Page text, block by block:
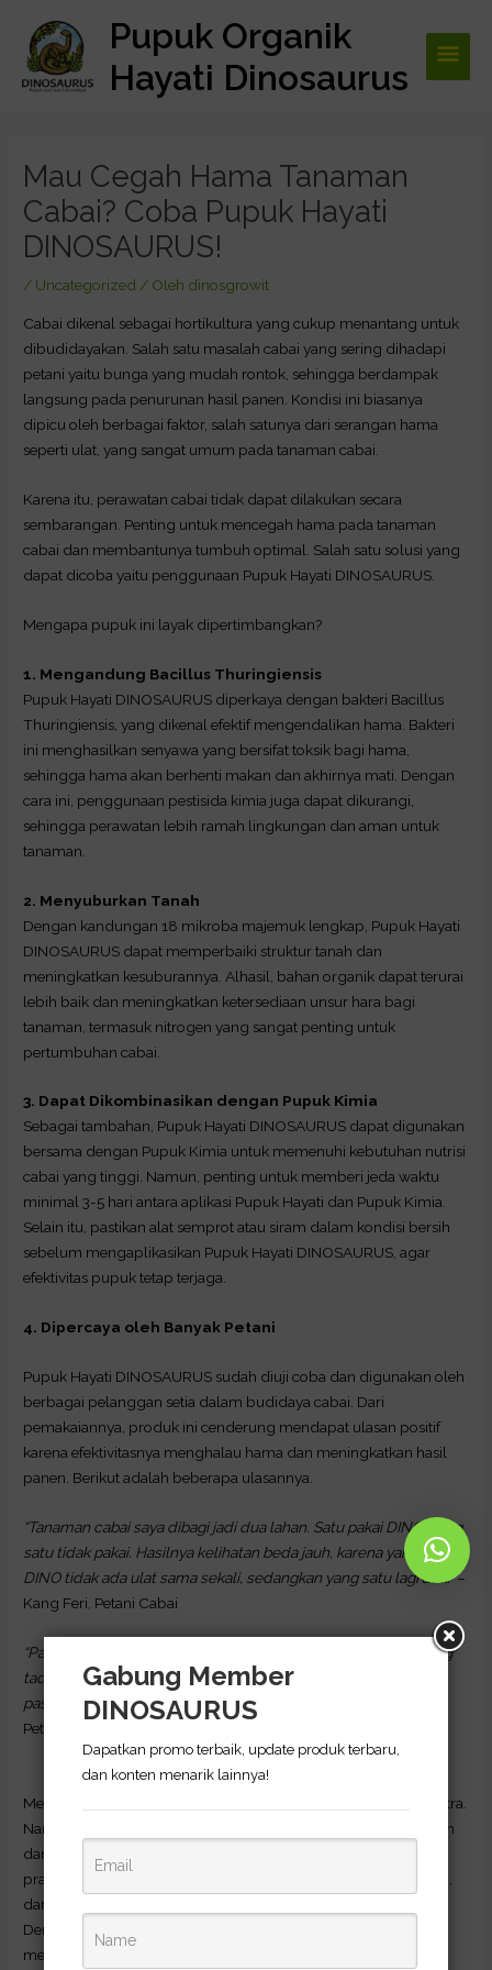
konten
Pupuk Organik
Hayati Dinosaurus
Mau Cegah Hama Tanaman
Cabai? Coba Pupuk Hayati
DINOSAURUS!
/ Uncategorized / Oleh dinosgrowit
Cabai dikenal sebagai hortikultura yang cukup menantang untuk
dibudidayakan. Salah satu masalah cabai yang sering dihadapi
petani yaitu bunga yang mudah rontok, sehingga berdampak
langsung pada penurunan hasil panen. Kondisi ini biasanya
dipicu oleh berbagai faktor, salah satunya dari serangan hama
seperti ulat, yang sangat umum pada tanaman cabai.
Karena itu, perawatan cabai tidak dapat dilakukan secara
sembarangan. Penting untuk mencegah hama pada tanaman
cabai dan membantunya tumbuh optimal. Salah satu solusi yang
dapat dicoba yaitu penggunaan Pupuk Hayati DINOSAURUS.
Mengapa pupuk ini layak dipertimbangkan?
1. Mengandung Bacillus Thuringiensis
Pupuk Hayati DINOSAURUS diperkaya dengan bakteri Bacillus
Thuringiensis yang dikenal efektif mengendalikan hama. Bakteri
ini menghasilkan senyawa yang bersifat toksik bagi hama,
sehingga hama akan berhenti makan dan akhirnya mati. Dengan
cara ini, penggunaan pestisida kimia juga dapat dikurangi,
sehingga perawatan lebih ramah lingkungan dan aman untuk
tanaman.
2. Menyuburkan Tanah
Dengan kandungan 18 mikroba majemuk lengkap, Pupuk Hayati
DINOSAURUS dapat memperbaiki struktur tanah dan
meningkatkan kesuburannya. Alhasil, bahan organik dapat terurai
lebih baik dan meningkatkan ketersediaan unsur hara bagi
tanaman, termasuk nitrogen yang sangat penting untuk
pertumbuhan cabai.
3. Dapat Dikombinasikan dengan Pupuk Kimia
Sebagai tambahan, Pupuk Hayati DINOSAURUS dapat digunakan
bersama dengan Pupuk Kimia untuk memenuhi kebutuhan nutrisi
cabai yang tinggi. Namun, penting untuk memberi jeda waktu
minimal 3-5 hari antara aplikasi Pupuk Hayati dan Pupuk Kimia.
Selain itu, pastikan alat semprot atau siram dalam kondisi bersih
sebelum mengaplikasikan Pupuk Hayati DINOSAURUS, agar
efektivitas pupuk tetap terjaga.
4. Dipercaya oleh Banyak Petani
Pupuk Hayati DINOSAURUS sudah diuji coba dan digunakan oleh
berbagai pelanggan setia dalam budidaya cabai. Dari
pemakaiannya, produk ini cenderung mendapat ulasan positif
karena efektivitasnya menghalau hama dan meningkatkan hasil
panen. Berikut adalah beberapa ulasannya.
“Tanaman cabai saya dibagi jadi dua lahan. Satu pakai DINO, yang
satu tidak pakai. Hasilnya kelihatan beda jauh, karena yang pakai
DINO tidak ada ulat sama sekali, sedangkan yang satu lagi ada.”–
Kang Feri, Petani Cabai
“Panen saya meningkat signifikan setelah pakai DINO, dari yang
tadinya 25 kg, sekarang jadi 60 kg. Bagus buat tanah, terutama
pas fase generatif. Tanaman jadi tahan penyakit.”
Petani Cabai Besar Hijau
Merawat tanaman cabai memang membutuhkan perhatian ekstra.
Namun dengan produk yang tepat, prosesnya bisa lebih mudah
dan efektif. Pupuk Hayati DINOSAURUS hadir sebagai solusi
praktis untuk petani mengendalikan hama, menyuburkan tanah,
dan meningkatkan hasil panen cabai secara berkelanjutan.
Dengan menggunakannya secara tepat dan rutin, Anda dapat
mencegah hama pada tanaman cabai dan membantunya
Gabung Member
DINOSAURUS
Dapatkan promo terbaik, update produk terbaru,
dan konten menarik lainnya!